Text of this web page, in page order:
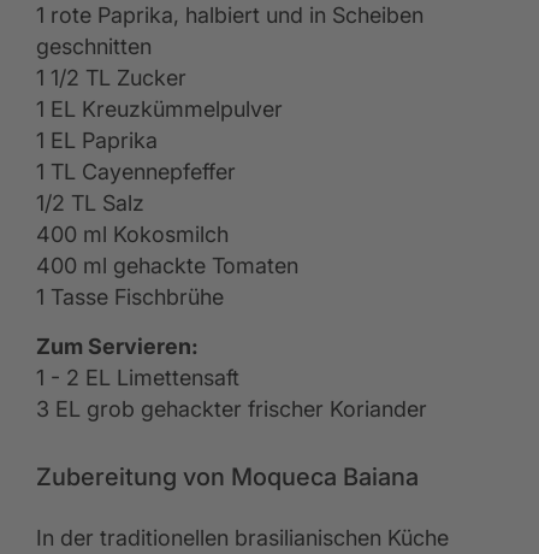
1 rote Paprika, halbiert und in Scheiben
geschnitten
1 1/2 TL Zucker
1 EL Kreuzkümmelpulver
1 EL Paprika
1 TL Cayennepfeffer
1/2 TL Salz
400 ml Kokosmilch
400 ml gehackte Tomaten
1 Tasse Fischbrühe
Zum Servieren:
1 - 2 EL Limettensaft
3 EL grob gehackter frischer Koriander
Zubereitung von Moqueca Baiana
In der traditionellen brasilianischen Küche